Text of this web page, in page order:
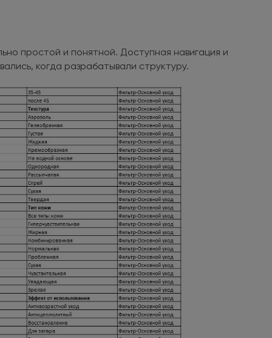
простой и понятной. Доступная навигация и
когда разрабатывали структуру.